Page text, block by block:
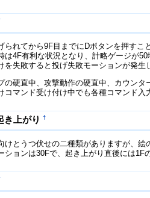
られてから9F目までにDボタンを押すこ
は4F有利な状況となり、計略ゲージが
を失敗すると投げ失敗モーションが発
の硬直中、攻撃動作の硬直中、カウンタ
コマンド受け付け中でも各種コマンド
き上がり †
けとうつ伏せの二種類がありますが、絵
ションは30Fで、起き上がり直後には1F